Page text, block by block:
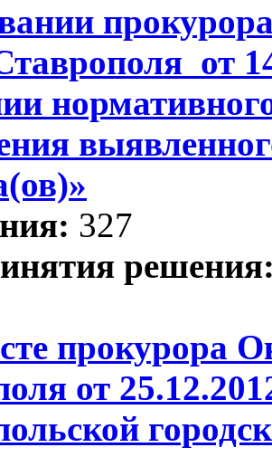
от
327
прокурора
от